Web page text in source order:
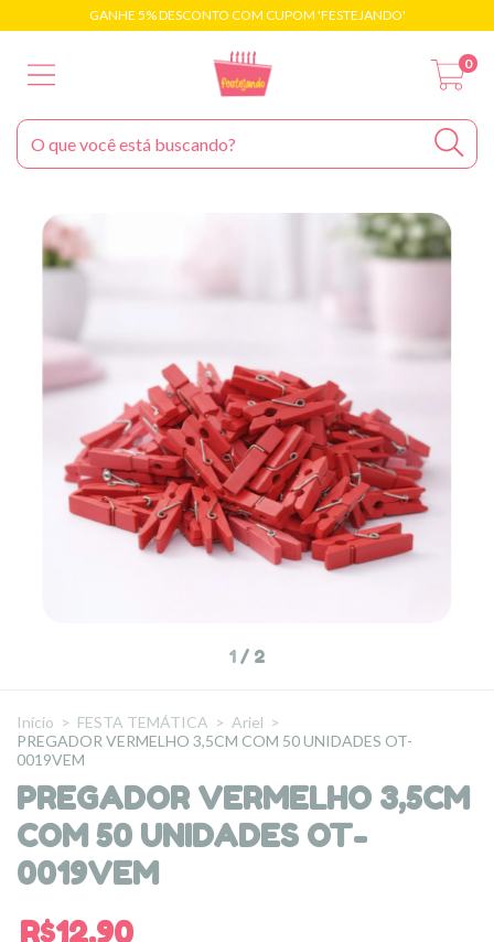
GANHE 5% DESCONTO COM CUPOM 'FESTEJANDO'
0
1 / 2
Início > FESTA TEMÁTICA > Ariel >
PREGADOR VERMELHO 3,5CM COM 50 UNIDADES OT-
0019VEM
PREGADOR VERMELHO 3,5CM
COM 50 UNIDADES OT-
0019VEM
R$12,90